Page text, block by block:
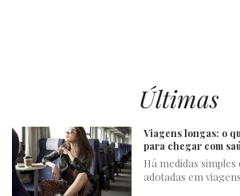
Últimas
Viagens longas: o
para chegar com
Há medidas
adotadas em